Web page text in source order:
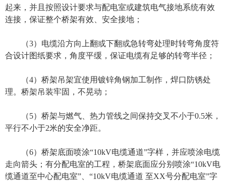
起来，并且按照设计要求与配电室或建筑电气接地系统有效
连接，保证整个桥架有效、安全接地；
（3）电缆沿方向上翻或下翻或急转弯处理时转弯角度符
合设计图纸要求，角度平缓，保证电缆有足够的转弯半径；
（4）桥架吊架宜使用镀锌角钢加工制作，焊口防锈处
理。桥架吊装牢固，不晃动；
（5）桥架与燃气、热力管线之间保持交叉不小于0.5米，
平行不小于2米的安全净距。
（6）桥架底面喷涂“10kV电缆通道”字样，并应喷涂电缆
走向箭头；有分配电室的工程，桥架底面应分别喷涂“10kV电
缆通道至中心配电室”、“10kV电缆通道 至XX号分配电室”字